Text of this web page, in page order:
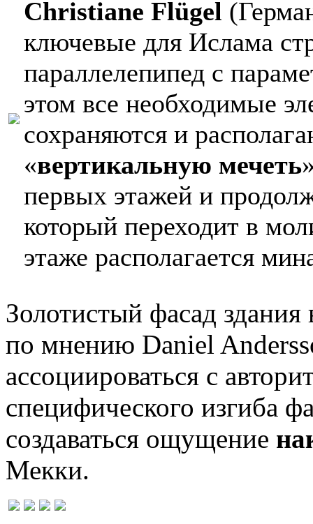
Christiane Flügel
ключевые для Ислама
параллелепипед с
этом все необходимые
сохраняются и
«вертикальную мечеть
первых этажей и
который переходит в
этаже располагается
Золотистый фасад
по мнению Daniel
ассоциироваться с
специфического изгиба
создаваться ощущение
Мекки.